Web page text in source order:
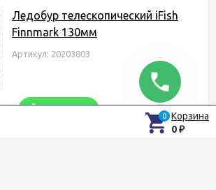
Ледобур телескопический iFish
Finnmark 130мм
Артикул: 20203803
Купить В наличии
0 Корзина
0 ₽